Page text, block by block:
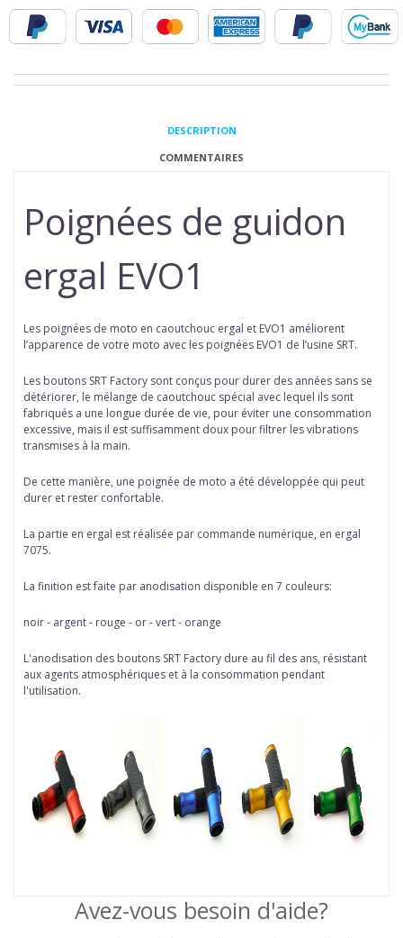
DESCRIPTION
COMMENTAIRES
Poignées de guidon
ergal EVO1
Les poignées de moto en caoutchouc ergal et EVO1 améliorent
l’apparence de votre moto avec les poignées EVO1 de l’usine SRT.
Les boutons SRT Factory sont conçus pour durer des années sans se
détériorer, le mélange de caoutchouc spécial avec lequel ils sont
fabriqués a une longue durée de vie, pour éviter une consommation
excessive, mais il est suffisamment doux pour filtrer les vibrations
transmises à la main.
De cette manière, une poignée de moto a été développée qui peut
durer et rester confortable.
La partie en ergal est réalisée par commande numérique, en ergal
7075.
La finition est faite par anodisation disponible en 7 couleurs:
noir - argent - rouge - or - vert - orange
L'anodisation des boutons SRT Factory dure au fil des ans, résistant
aux agents atmosphériques et à la consommation pendant
l'utilisation.
Avez-vous besoin d'aide?